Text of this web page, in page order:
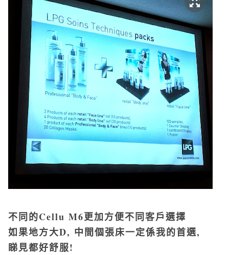
不同的Cellu M6更加方便不同客戶選擇
如果地方大D, 中間個張床一定係我的首選,
睇見都好舒服!